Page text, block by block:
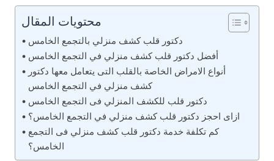
محتويات المقال
دكتور قلب كشف منزلي بالتجمع الخامس
أفضل دكتور قلب كشف منزلي في التجمع الخامس
أنواع الامراض الخاصة بالقلب التى يتعامل معها دكتور
كشف منزلي في التجمع الخامس
دكتور قلب للكشف المنزلي فى التجمع الخامس
ازاى احجز دكتور قلب كشف منزلي في التجمع الخامس؟
كم تكلفة خدمة دكتور قلب كشف منزلي فى التجمع
الخامس؟